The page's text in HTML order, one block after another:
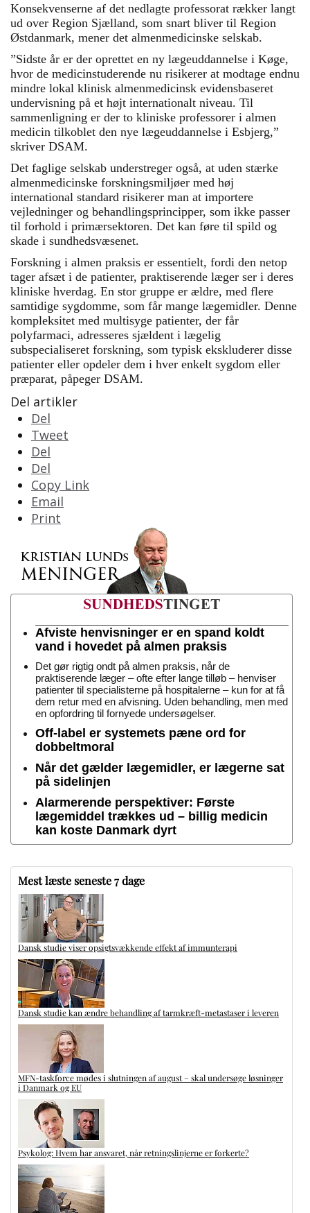
Konsekvenserne af det nedlagte professorat rækker langt
ud over Region Sjælland, som snart bliver til Region
Østdanmark, mener det almenmedicinske selskab.
”Sidste år er der oprettet en ny lægeuddannelse i Køge,
hvor de medicinstuderende nu risikerer at modtage endnu
mindre lokal klinisk almenmedicinsk evidensbaseret
undervisning på et højt internationalt niveau. Til
sammenligning er der to kliniske professorer i almen
medicin tilkoblet den nye lægeuddannelse i Esbjerg,”
skriver DSAM.
Det faglige selskab understreger også, at uden stærke
almenmedicinske forskningsmiljøer med høj
international standard risikerer man at importere
vejledninger og behandlingsprincipper, som ikke passer
til forhold i primærsektoren. Det kan føre til spild og
skade i sundhedsvæsenet.
Forskning i almen praksis er essentielt, fordi den netop
tager afsæt i de patienter, praktiserende læger ser i deres
kliniske hverdag. En stor gruppe er ældre, med flere
samtidige sygdomme, som får mange lægemidler. Denne
kompleksitet med multisyge patienter, der får
polyfarmaci, adresseres sjældent i lægelig
subspecialiseret forskning, som typisk ekskluderer disse
patienter eller opdeler dem i hver enkelt sygdom eller
præparat, påpeger DSAM.
Del artikler
Del
Tweet
Del
Del
Copy Link
Email
Print
Afviste henvisninger er en spand koldt
vand i hovedet på almen praksis
Det gør rigtig ondt på almen praksis, når de
praktiserende læger – ofte efter lange tilløb – henviser
patienter til specialisterne på hospitalerne – kun for at få
dem retur med en afvisning. Uden behandling, men med
en opfordring til fornyede undersøgelser.
Off-label er systemets pæne ord for
dobbeltmoral
Når det gælder lægemidler, er lægerne sat
på sidelinjen
Alarmerende perspektiver: Første
lægemiddel trækkes ud – billig medicin
kan koste Danmark dyrt
Mest læste seneste 7 dage
Dansk studie viser opsigtsvækkende effekt af immunterapi
Dansk studie kan ændre behandling af tarmkræft-metastaser i leveren
MFN-taskforce mødes i slutningen af august – skal undersøge løsninger
i Danmark og EU
Psykolog: Hvem har ansvaret, når retningslinjerne er forkerte?